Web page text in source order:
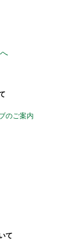
公式ファンページ
@Hands_official_
のご案内
て